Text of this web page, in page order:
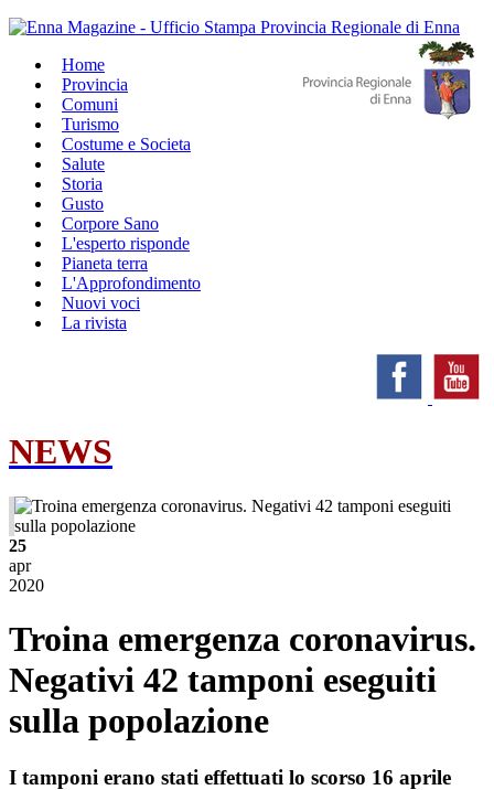
Home
Provincia
Comuni
Turismo
Costume e Societa
Salute
Storia
Gusto
Corpore Sano
L'esperto risponde
Pianeta terra
L'Approfondimento
Nuovi voci
La rivista
NEWS
25
apr
2020
Troina emergenza coronavirus.
Negativi 42 tamponi eseguiti
sulla popolazione
I tamponi erano stati effettuati lo scorso 16 aprile